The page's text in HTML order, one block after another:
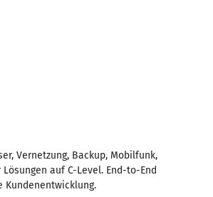
Vernetzung, Backup, Mobilfunk,
auf C-Level. End-to-End
Kundenentwicklung.